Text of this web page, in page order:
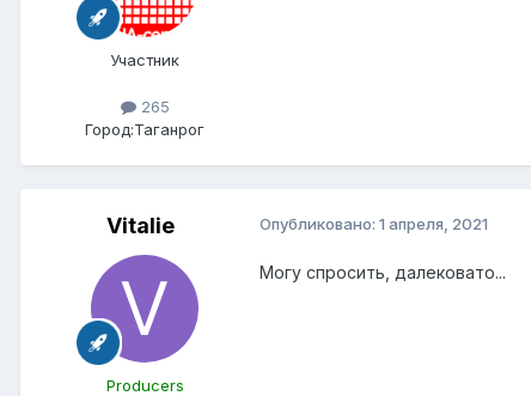
Участник
265
Город:Таганрог
Vitalie
Producers
Опубликовано: 1 апреля, 2021
Могу спросить, далековато...